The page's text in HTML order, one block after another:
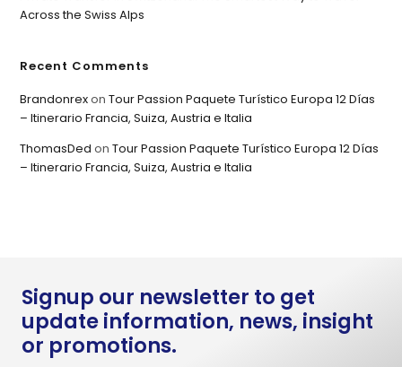
Across the Swiss Alps
Recent Comments
BrandonrexonTour Passion Paquete Turístico Europa 12 Días
– Itinerario Francia, Suiza, Austria e Italia
ThomasDed onTour Passion Paquete Turístico Europa 12 Días
– Itinerario Francia, Suiza, Austria e Italia
Signup our newsletter to get
update information, news, insight
or promotions.